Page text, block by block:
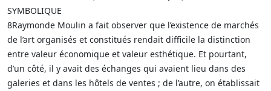
SYMBOLIQUE
8Raymonde Moulin a fait observer que l’existence de marchés
de l’art organisés et constitués rendait difficile la distinction
entre valeur économique et valeur esthétique. Et pourtant,
d’un côté, il y avait des échanges qui avaient lieu dans des
galeries et dans les hôtels de ventes ; de l’autre, on établissait